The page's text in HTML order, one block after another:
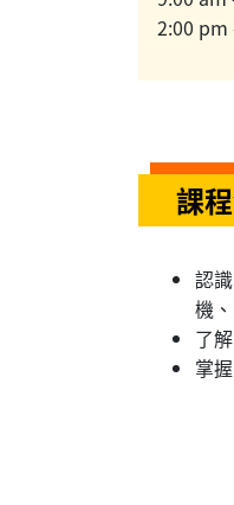
2:00 pm
課
認
機
了
掌